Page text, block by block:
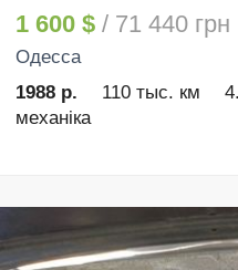
1 600 $ / 71 440 грн
Одесса
1988 р.
110 тыс. км
механіка